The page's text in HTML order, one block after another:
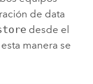
de data
desde el
manera se